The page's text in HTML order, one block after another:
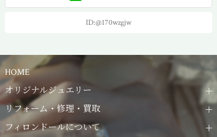
ID:@170wzgjw
HOME
オリジナルジュエリー
リフォーム・修理・買取
フィロンドールについて